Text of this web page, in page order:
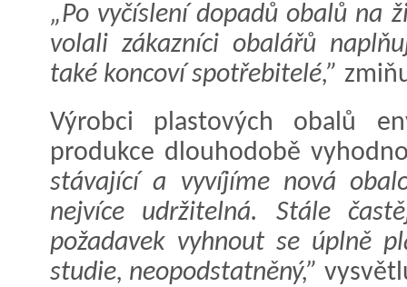
„Po vyčíslení dopadů obalů na
volali zákazníci obalářů
také koncoví spotřebitelé,”
Výrobci plastových obalů
produkce dlouhodobě
stávající a vyvíjíme nová
nejvíce udržitelná. Stále
požadavek vyhnout se úplně
studie, neopodstatněný,”